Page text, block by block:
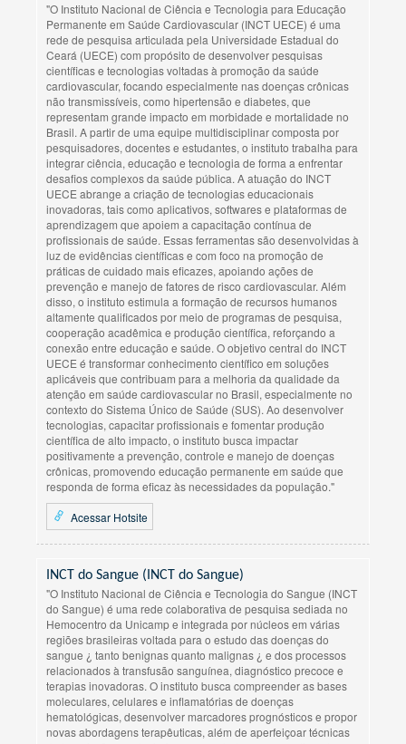
"O Instituto Nacional de Ciência e Tecnologia para Educação
Permanente em Saúde Cardiovascular (INCT UECE) é uma
rede de pesquisa articulada pela Universidade Estadual do
Ceará (UECE) com propósito de desenvolver pesquisas
científicas e tecnologias voltadas à promoção da saúde
cardiovascular, focando especialmente nas doenças crônicas
não transmissíveis, como hipertensão e diabetes, que
representam grande impacto em morbidade e mortalidade no
Brasil. A partir de uma equipe multidisciplinar composta por
pesquisadores, docentes e estudantes, o instituto trabalha para
integrar ciência, educação e tecnologia de forma a enfrentar
desafios complexos da saúde pública. A atuação do INCT
UECE abrange a criação de tecnologias educacionais
inovadoras, tais como aplicativos, softwares e plataformas de
aprendizagem que apoiem a capacitação contínua de
profissionais de saúde. Essas ferramentas são desenvolvidas à
luz de evidências científicas e com foco na promoção de
práticas de cuidado mais eficazes, apoiando ações de
prevenção e manejo de fatores de risco cardiovascular. Além
disso, o instituto estimula a formação de recursos humanos
altamente qualificados por meio de programas de pesquisa,
cooperação acadêmica e produção científica, reforçando a
conexão entre educação e saúde. O objetivo central do INCT
UECE é transformar conhecimento científico em soluções
aplicáveis que contribuam para a melhoria da qualidade da
atenção em saúde cardiovascular no Brasil, especialmente no
contexto do Sistema Único de Saúde (SUS). Ao desenvolver
tecnologias, capacitar profissionais e fomentar produção
científica de alto impacto, o instituto busca impactar
positivamente a prevenção, controle e manejo de doenças
crônicas, promovendo educação permanente em saúde que
responda de forma eficaz às necessidades da população."
Acessar Hotsite
INCT do Sangue (INCT do Sangue)
"O Instituto Nacional de Ciência e Tecnologia do Sangue (INCT
do Sangue) é uma rede colaborativa de pesquisa sediada no
Hemocentro da Unicamp e integrada por núcleos em várias
regiões brasileiras voltada para o estudo das doenças do
sangue ¿ tanto benignas quanto malignas ¿ e dos processos
relacionados à transfusão sanguínea, diagnóstico precoce e
terapias inovadoras. O instituto busca compreender as bases
moleculares, celulares e inflamatórias de doenças
hematológicas, desenvolver marcadores prognósticos e propor
novas abordagens terapêuticas, além de aperfeiçoar técnicas